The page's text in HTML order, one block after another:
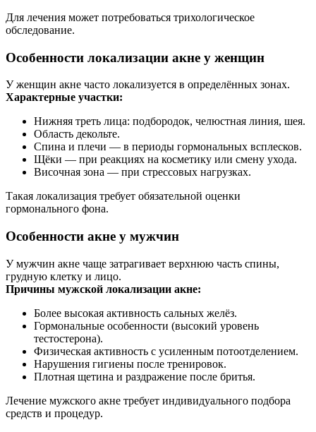
Для лечения может потребоваться трихологическое
обследование.
Особенности локализации акне у женщин
У женщин акне часто локализуется в определённых зонах.
Характерные участки:
Нижняя треть лица: подбородок, челюстная линия, шея.
Область декольте.
Спина и плечи — в периоды гормональных всплесков.
Щёки — при реакциях на косметику или смену ухода.
Височная зона — при стрессовых нагрузках.
Такая локализация требует обязательной оценки
гормонального фона.
Особенности акне у мужчин
У мужчин акне чаще затрагивает верхнюю часть спины,
грудную клетку и лицо.
Причины мужской локализации акне:
Более высокая активность сальных желёз.
Гормональные особенности (высокий уровень
тестостерона).
Физическая активность с усиленным потоотделением.
Нарушения гигиены после тренировок.
Плотная щетина и раздражение после бритья.
Лечение мужского акне требует индивидуального подбора
средств и процедур.